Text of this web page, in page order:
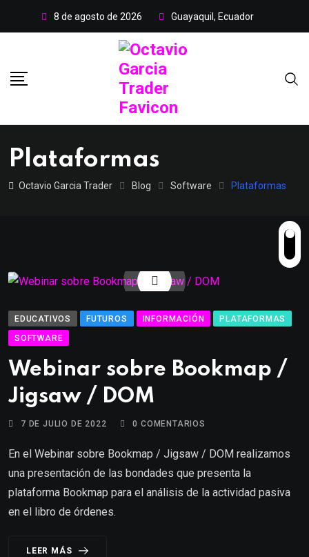
8 de agosto de 2026 Guayaquil, Ecuador
Plataformas
Octavio Garcia Trader Blog Software Plataformas
EDUCATIVOS FUTUROS INFORMACIÓN
PLATAFORMAS
SOFTWARE
Webinar sobre Bookmap /
Jigsaw / DOM
7 DE JULIO DE 2022 0 COMENTARIOS
En el Webinar sobre Bookmap / Jigsaw / DOM realizamos
una presentación de las bondades que presenta la
plataforma Bookmap para el análisis de la actividad pasiva
en el libro de órdenes.
LEER MÁS